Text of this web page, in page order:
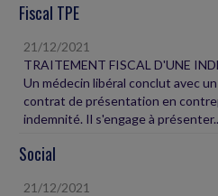
Fiscal TPE
21/12/2021
TRAITEMENT FISCAL D'UNE
Un médecin libéral conclut avec
contrat de présentation en
indemnité. Il s'engage à
Social
21/12/2021